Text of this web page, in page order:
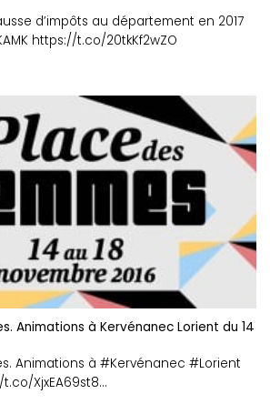
d’impôts au département en 2017
https://t.co/20tkKf2wZO
Animations à Kervénanec Lorient du 14 au
Animations à #Kervénanec #Lorient
t.co/XjxEA69st8